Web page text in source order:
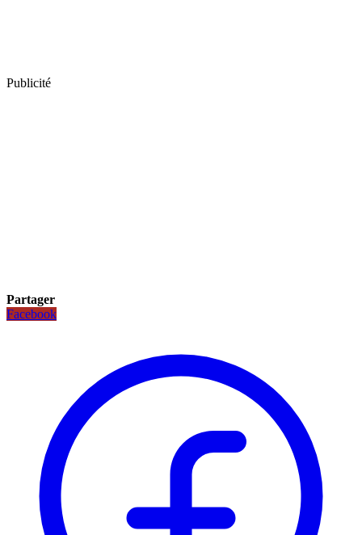
Publicité
Partager
Facebook